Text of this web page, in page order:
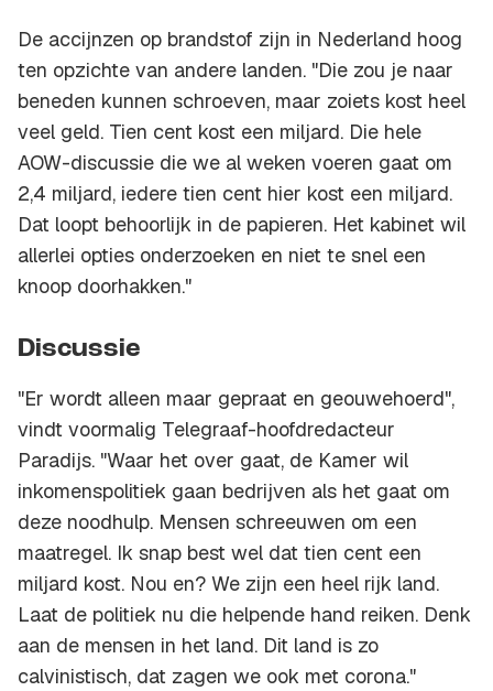
De accijnzen op brandstof zijn in Nederland hoog
ten opzichte van andere landen. "Die zou je naar
beneden kunnen schroeven, maar zoiets kost heel
veel geld. Tien cent kost een miljard. Die hele
AOW-discussie die we al weken voeren gaat om
2,4 miljard, iedere tien cent hier kost een miljard.
Dat loopt behoorlijk in de papieren. Het kabinet wil
allerlei opties onderzoeken en niet te snel een
knoop doorhakken."
Discussie
"Er wordt alleen maar gepraat en geouwehoerd",
vindt voormalig Telegraaf-hoofdredacteur
Paradijs. "Waar het over gaat, de Kamer wil
inkomenspolitiek gaan bedrijven als het gaat om
deze noodhulp. Mensen schreeuwen om een
maatregel. Ik snap best wel dat tien cent een
miljard kost. Nou en? We zijn een heel rijk land.
Laat de politiek nu die helpende hand reiken. Denk
aan de mensen in het land. Dit land is zo
calvinistisch, dat zagen we ook met corona."